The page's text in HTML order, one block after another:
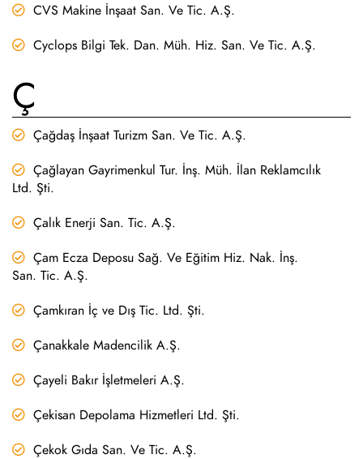
CVS Makine İnşaat San. Ve Tic. A.Ş.
Cyclops Bilgi Tek. Dan. Müh. Hiz. San. Ve Tic. A.Ş.
Ç
Çağdaş İnşaat Turizm San. Ve Tic. A.Ş.
Çağlayan Gayrimenkul Tur. İnş. Müh. İlan Reklamcılık
Ltd. Şti.
Çalık Enerji San. Tic. A.Ş.
Çam Ecza Deposu Sağ. Ve Eğitim Hiz. Nak. İnş.
San. Tic. A.Ş.
Çamkıran İç ve Dış Tic. Ltd. Şti.
Çanakkale Madencilik A.Ş.
Çayeli Bakır İşletmeleri A.Ş.
Çekisan Depolama Hizmetleri Ltd. Şti.
Çekok Gıda San. Ve Tic. A.Ş.